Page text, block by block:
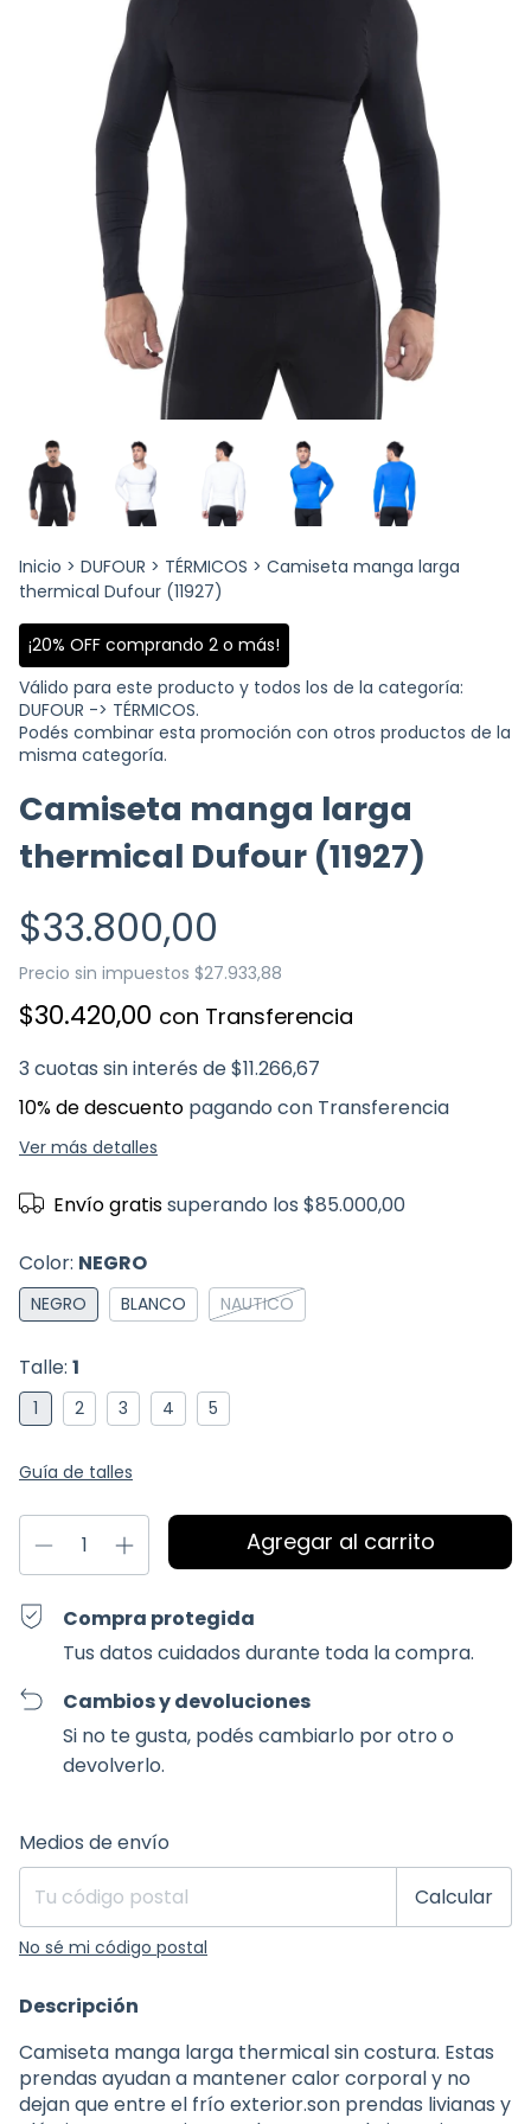
Inicio > DUFOUR > TÉRMICOS > Camiseta manga larga
thermical Dufour (11927)
¡20% OFF comprando 2 o más!
Válido para este producto y todos los de la categoría:
DUFOUR -> TÉRMICOS.
Podés combinar esta promoción con otros productos de la
misma categoría.
Camiseta manga larga
thermical Dufour (11927)
$33.800,00
Precio sin impuestos $27.933,88
$30.420,00 con Transferencia
3 cuotas sin interés de$11.266,67
10% de descuento pagando con Transferencia
Ver más detalles
Envío gratissuperando los$85.000,00
Color: NEGRO
NEGRO BLANCO NAUTICO
Talle: 1
1 2 3 4 5
Guía de talles
Compra protegida
Tus datos cuidados durante toda la compra.
Cambios y devoluciones
Si no te gusta, podés cambiarlo por otro o
devolverlo.
Entregas para el CP:
Medios de envío
Calcular
No sé mi código postal
Descripción
Camiseta manga larga thermical sin costura. Estas
prendas ayudan a mantener calor corporal y no
dejan que entre el frío exterior.son prendas livianas y